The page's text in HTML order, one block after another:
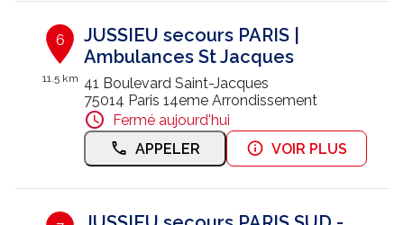
6
11.5 km
JUSSIEU secours PARIS |
Ambulances St Jacques
41 Boulevard Saint-Jacques
75014 Paris 14eme Arrondissement
Fermé aujourd'hui
APPELER
VOIR PLUS